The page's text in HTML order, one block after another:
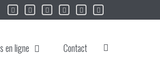
en ligne Contact